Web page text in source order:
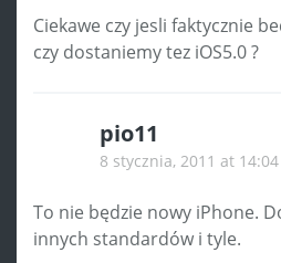
Ciekawe czy jesli faktycznie
czy dostaniemy tez iOS5.0 ?
pio11
8 stycznia, 2011 at 14:04
To nie będzie nowy iPhone.
innych standardów i tyle.